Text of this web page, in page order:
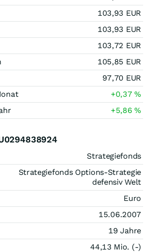
103,93 EUR
103,93 EUR
103,72 EUR
105,85 EUR
97,70 EUR
+0,37%
+5,86%
Strategiefonds
Strategiefonds Options-Strategie
defensiv Welt
Euro
15.06.2007
19 Jahre
44,13 Mio. (-)